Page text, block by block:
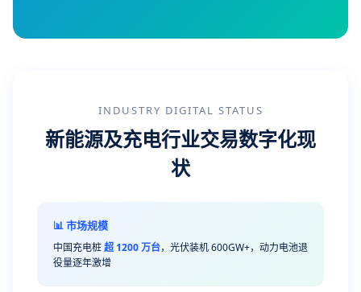
INDUSTRY DIGITAL STATUS
新能源及充电行业交易数字化现
状
📊 市场规模
中国充电桩超 1200 万台，光伏装机 600GW+，动力电池退
役量逐年激增